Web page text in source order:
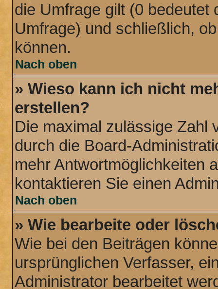
die Umfrage gilt (0 bedeutet
Umfrage) und schließlich,
können.
Nach oben
» Wieso kann ich nicht
erstellen?
Die maximal zulässige Zahl
durch die Board-
mehr Antwortmöglichkeiten
kontaktieren Sie einen
Nach oben
» Wie bearbeite oder
Wie bei den Beiträgen
ursprünglichen Verfasser,
Administrator bearbeitet